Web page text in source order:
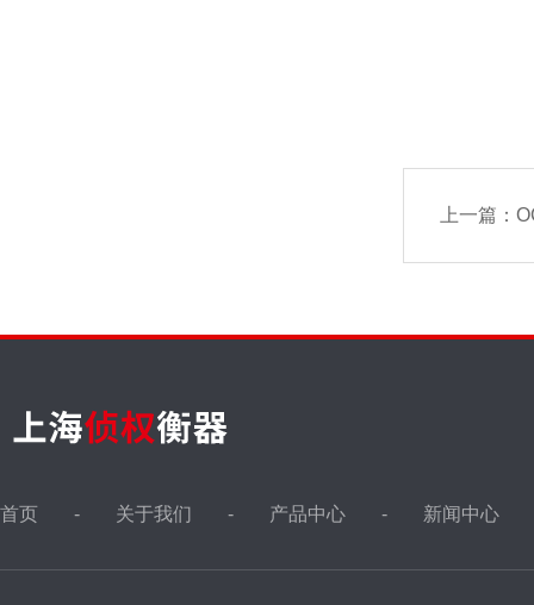
上一篇：
首页 关于我们 产品中心 新闻中心